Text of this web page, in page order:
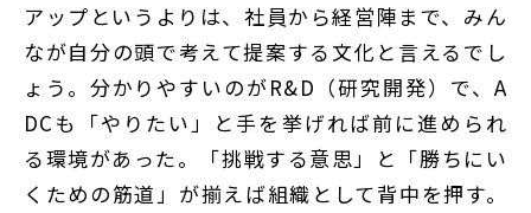
アップというよりは、社員から経営陣まで、みん
なが自分の頭で考えて提案する文化と言えるでし
ょう。分かりやすいのがR&D（研究開発）で、A
DCも「やりたい」と手を挙げれば前に進められ
る環境があった。「挑戦する意思」と「勝ちにい
くための筋道」が揃えば組織として背中を押す。